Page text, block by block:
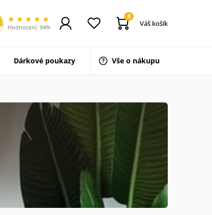
Hodnocení: 94%
0
Váš košík
Dárkové poukazy Vše o nákupu